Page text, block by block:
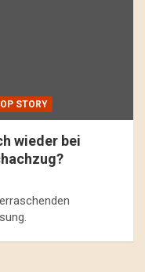
STORY
wieder bei